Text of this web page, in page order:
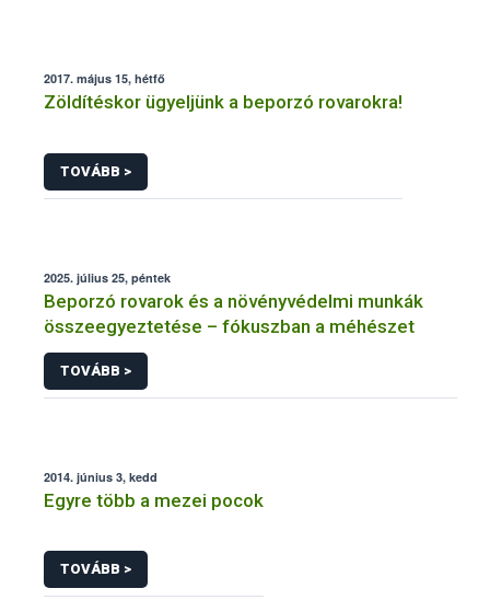
2017. május 15, hétfő
Zöldítéskor ügyeljünk a beporzó rovarokra!
TOVÁBB >
2025. július 25, péntek
Beporzó rovarok és a növényvédelmi munkák
összeegyeztetése – fókuszban a méhészet
TOVÁBB >
2014. június 3, kedd
Egyre több a mezei pocok
TOVÁBB >